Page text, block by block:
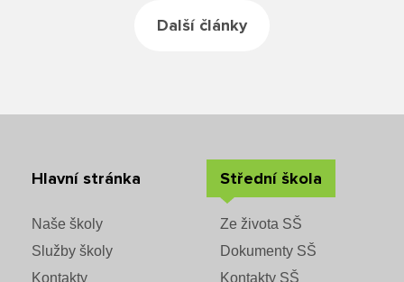
Další články
Hlavní stránka
Naše školy
Služby školy
Kontakty
Střední škola
Ze života SŠ
Dokumenty SŠ
Kontakty SŠ